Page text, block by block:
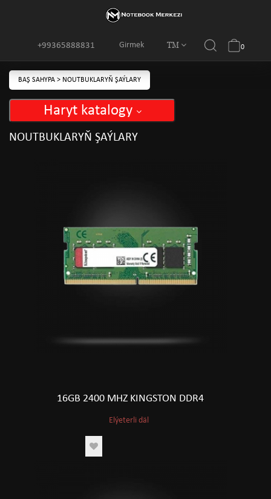
Girmek TM
+99365888831 0
BAŞ SAHYPA > NOUTBUKLARYŇ ŞAÝLARY
Haryt katalogy
NOUTBUKLARYŇ ŞAÝLARY
16GB 2400 MHZ KINGSTON DDR4
Elýeterli däl